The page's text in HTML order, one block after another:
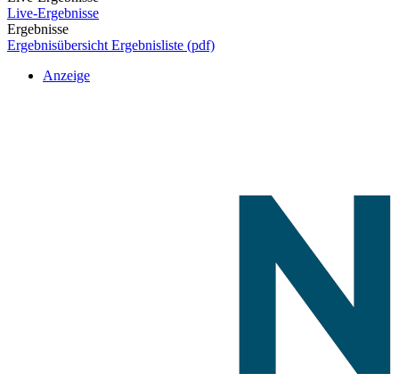
Live-Ergebnisse
Ergebnisse
Ergebnisübersicht Ergebnisliste (pdf)
Anzeige